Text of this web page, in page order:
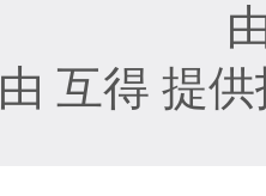
由 互得 提